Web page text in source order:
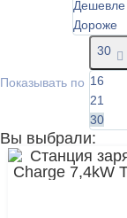
Дешевле
Дороже
Показывать по
30
16
21
30
Вы выбрали: